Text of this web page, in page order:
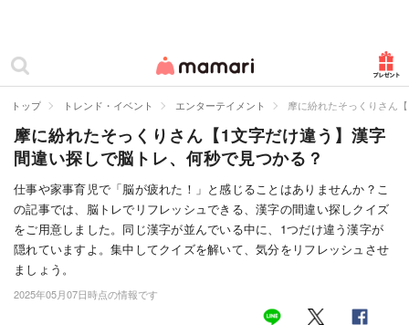
ママリ
カテゴリー一覧
妊娠
出産
赤ちゃん・育児
子育て・家族
病院
トップ トレンド・イベント エンターテイメント 摩に紛れたそっくりさん
摩に紛れたそっくりさん【1文字だけ違う】漢字
間違い探しで脳トレ、何秒で見つかる？
仕事や家事育児で「脳が疲れた！」と感じることはありませんか？こ
の記事では、脳トレでリフレッシュできる、漢字の間違い探しクイズ
をご用意しました。同じ漢字が並んでいる中に、1つだけ違う漢字が
隠れていますよ。集中してクイズを解いて、気分をリフレッシュさせ
ましょう。
2025年05月07日時点の情報です